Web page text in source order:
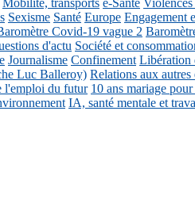
Mobilité, transports e-Santé Violences
Sexisme Santé Europe Engagement
Covid-19 vague 2
d'actu Société et
Journalisme Confinement Libération
Luc Balleroy) Relations aux autres
l'emploi du futur 10 ans mariage
IA, santé mentale et